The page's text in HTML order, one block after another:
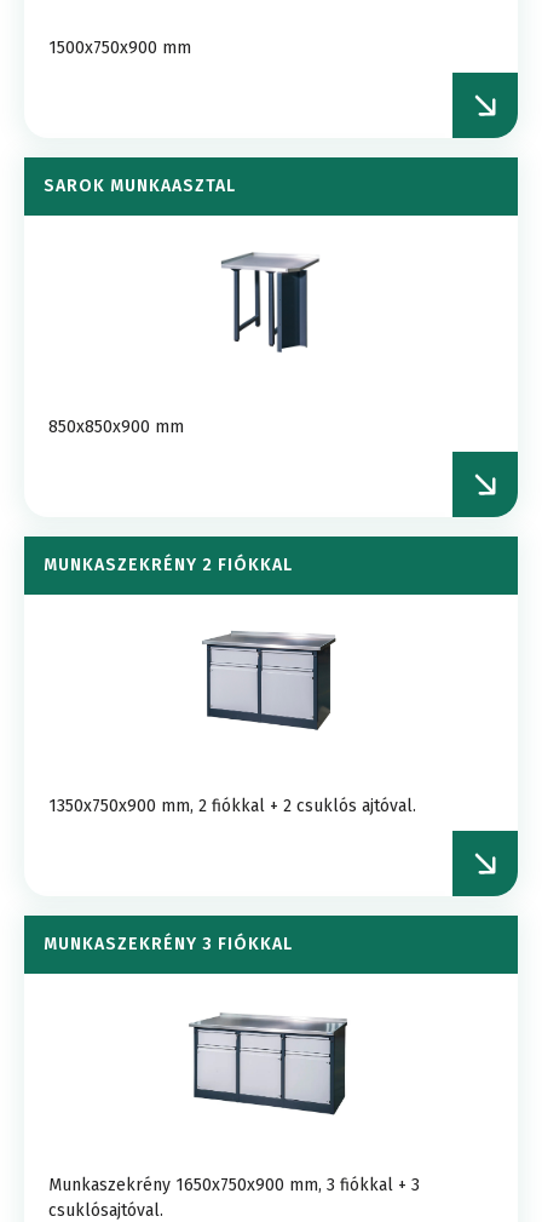
1500x750x900 mm
SAROK MUNKAASZTAL
850x850x900 mm
MUNKASZEKRÉNY 2 FIÓKKAL
1350x750x900 mm, 2 fiókkal + 2 csuklós ajtóval.
MUNKASZEKRÉNY 3 FIÓKKAL
Munkaszekrény 1650x750x900 mm, 3 fiókkal + 3
csuklósajtóval.